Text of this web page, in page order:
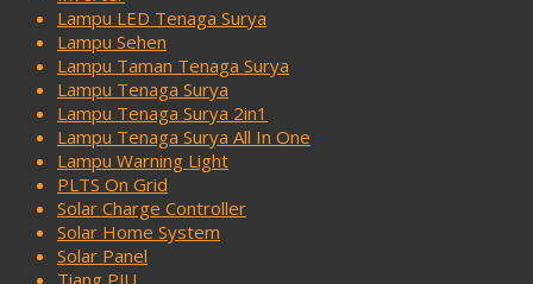
Lampu LED Tenaga Surya
Lampu Sehen
Lampu Taman Tenaga Surya
Lampu Tenaga Surya
Lampu Tenaga Surya 2in1
Lampu Tenaga Surya All In One
Lampu Warning Light
PLTS On Grid
Solar Charge Controller
Solar Home System
Solar Panel
Tiang PJU